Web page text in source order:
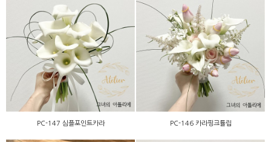
PC-147 심플포인트카라
PC-147 심플포인트카라
PC-146 카라핑크튤립
PC-146 카라핑크튤립